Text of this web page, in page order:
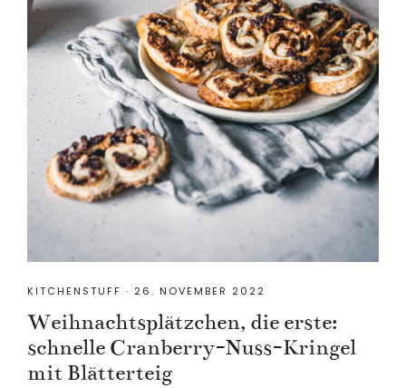
KITCHENSTUFF · 26. NOVEMBER 2022
Weihnachtsplätzchen, die erste:
schnelle Cranberry-Nuss-Kringel
mit Blätterteig